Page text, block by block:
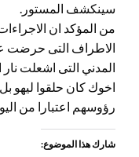
سينكشف المستور.
من المؤكد ان
الاطراف التى حرضت
المدني التى اشعلت
اخوك كان حلقوا ليهو
رؤوسهم اعتبارا من
شارك هذا الموضوع: